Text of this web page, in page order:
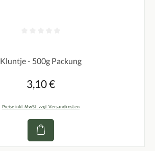
Kluntje - 500g Packung
Regulärer Preis:
3,10 €
Preise inkl. MwSt. zzgl. Versandkosten